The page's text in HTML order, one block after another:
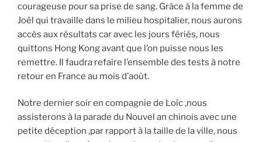
courageuse pour sa prise de sang. Grâce à la femme de
Joël qui travaille dans le milieu hospitalier, nous aurons
accès aux résultats car avec les jours fériés, nous
quittons Hong Kong avant que l’on puisse nous les
remettre. Il faudra refaire l’ensemble des tests à notre
retour en France au mois d’août.
Notre dernier soir en compagnie de Loïc ,nous
assisterons à la parade du Nouvel an chinois avec une
petite déception ,par rapport à la taille de la ville, nous